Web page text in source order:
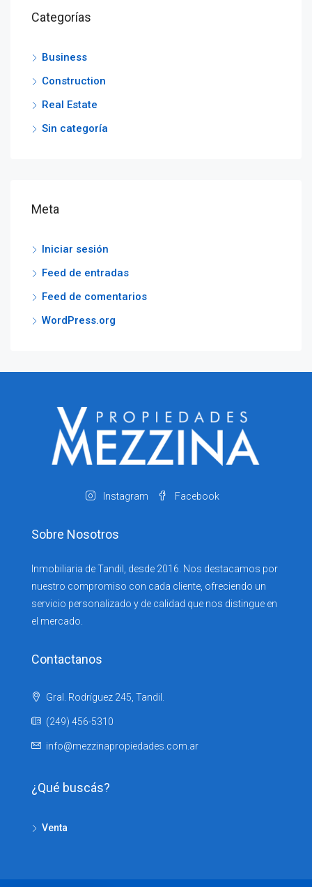
Categorías
Business
Construction
Real Estate
Sin categoría
Meta
Iniciar sesión
Feed de entradas
Feed de comentarios
WordPress.org
Instagram Facebook
Sobre Nosotros
Inmobiliaria de Tandil, desde 2016. Nos destacamos por
nuestro compromiso con cada cliente, ofreciendo un
servicio personalizado y de calidad que nos distingue en
el mercado.
Contactanos
Gral. Rodríguez 245, Tandil.
(249) 456-5310
info@mezzinapropiedades.com.ar
¿Qué buscás?
Venta